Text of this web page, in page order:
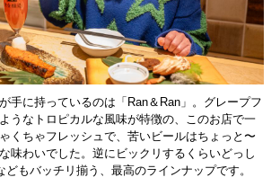
手に持っているのは「Ran＆Ran」。グレープフ
うなトロピカルな風味が特徴の、このお店で一
くちゃフレッシュで、苦いビールはちょっと〜
味わいでした。逆にビックリするくらいどっし
どもバッチリ揃う、最高のラインナップです。